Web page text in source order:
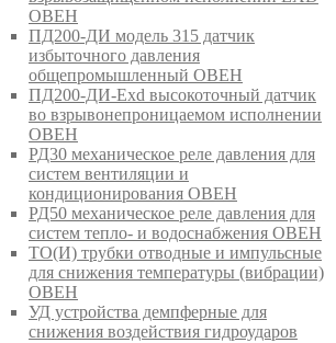
ОВЕН
ПД200-ДИ модель 315 датчик
избыточного давления
общепромышленный ОВЕН
ПД200-ДИ-Exd высокоточный датчик
во взрывонепроницаемом исполнении
ОВЕН
РД30 механическое реле давления для
систем вентиляции и
кондиционирования ОВЕН
РД50 механическое реле давления для
систем тепло- и водоснабжения ОВЕН
ТО(И) трубки отводные и импульсные
для снижения температуры (вибрации)
ОВЕН
УД устройства демпферные для
снижения воздействия гидроударов